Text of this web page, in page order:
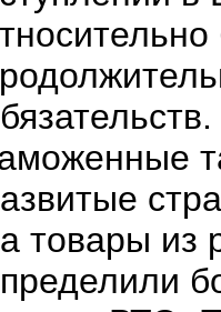
товары из